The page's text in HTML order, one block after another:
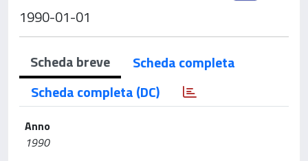
1990-01-01
Scheda breve
Scheda completa
Scheda completa (DC)
Anno
1990